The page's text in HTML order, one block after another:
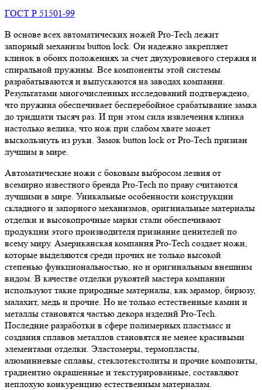
ГОСТ Р 51501-99
В основе всех автоматических ножей Pro-Tech лежит
запорный механизм button lock. Он надежно закрепляет
клинок в обоих положениях за счет двухуровневого стержня и
спиральной пружины. Все компоненты этой системы
разрабатываются и выпускаются на заводах компании.
Результатами многочисленных исследований подтверждено,
что пружина обеспечивает бесперебойное срабатывание замка
до тридцати тысяч раз. И при этом сила извлечения клинка
настолько велика, что нож при слабом хвате может
выскользнуть из руки. Замок button lock от Pro-Tech признан
лучшим в мире.
Автоматические ножи с боковым выбросом лезвия от
всемирно известного бренда Pro-Tech по праву считаются
лучшими в мире. Уникальные особенности конструкции
складного и запорного механизмов, оригинальные материалы
отделки и высокопрочные марки стали обеспечивают
продукции этого производителя признание ценителей по
всему миру. Американская компания Pro-Tech создает ножи,
которые выделяются среди прочих не только высокой
степенью функциональностью, но и оригинальным внешним
видом. В качестве отделки рукоятей мастера компании
используют такие природные материалы, как мрамор, бирюзу,
малахит, медь и прочие. Но не только естественные камни и
металлы становятся частью декора изделий Pro-Tech.
Последние разработки в сфере полимерных пластмасс и
создания сплавов металлов становятся не менее красивыми
элементами отделки. Эластомеры, термопласты,
алюминиевые сплавы, стеклотекстолиты и прочие композиты,
градиентно окрашенные и текстурированные, составляют
неплохую конкуренцию естественным материалам.